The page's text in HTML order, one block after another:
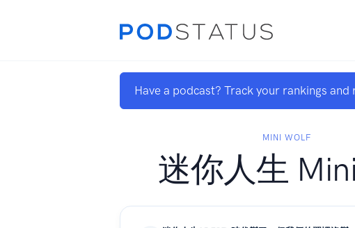
Have a podcast? Track your rankings
MINI WOLF
迷你人生